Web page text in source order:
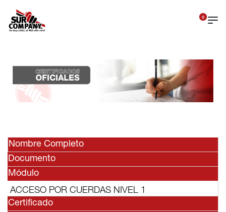
0
Nombre Completo
Documento
Módulo
ACCESO POR CUERDAS NIVEL 1
Certificado